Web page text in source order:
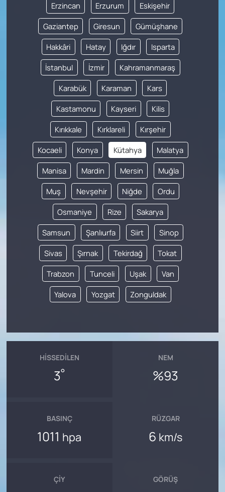
Erzincan Erzurum Eskişehir
Gaziantep Giresun Gümüşhane
Hakkâri Hatay Iğdır Isparta
İstanbul İzmir Kahramanmaraş
Karabük Karaman Kars
Kastamonu Kayseri Kilis
Kırıkkale Kırklareli Kırşehir
Kocaeli Konya Kütahya Malatya
Manisa Mardin Mersin Muğla
Muş Nevşehir Niğde Ordu
Osmaniye Rize Sakarya
Samsun Şanlıurfa Siirt Sinop
Sivas Şırnak Tekirdağ Tokat
Trabzon Tunceli Uşak Van
Yalova Yozgat Zonguldak
HISSEDILEN
3°
NEM
%93
BASINÇ
1011 hpa
RÜZGAR
6 km/s
ÇIY GÖRÜŞ